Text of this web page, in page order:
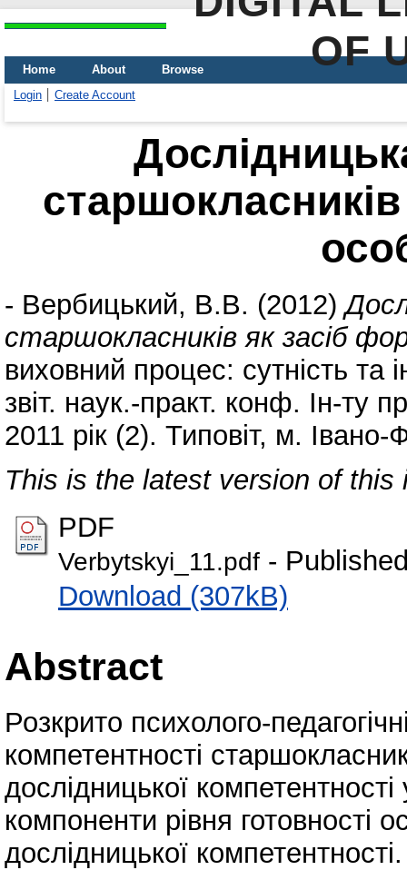
OF
Home About
Browse
Login
Create Account
- Вербицький, В.В. (2012)
старшокласників як засіб
виховний процес: сутність та
звіт. наук.-практ. конф. Ін-
2011 рік (2). Типовіт, м.
This is the latest version of this
PDF
Verbytskyi_11.pdf -
Download (307kB)
Abstract
Розкрито психолого-
компетентності
дослідницької
компоненти рівня готовності
дослідницької компетентності.